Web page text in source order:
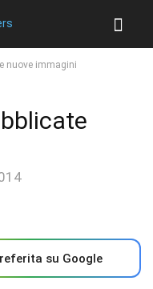
nuove immagini
su Google